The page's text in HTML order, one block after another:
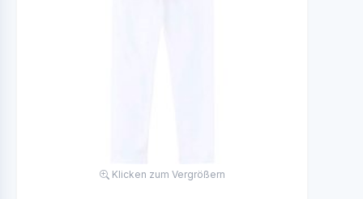
Klicken zum Vergrößern